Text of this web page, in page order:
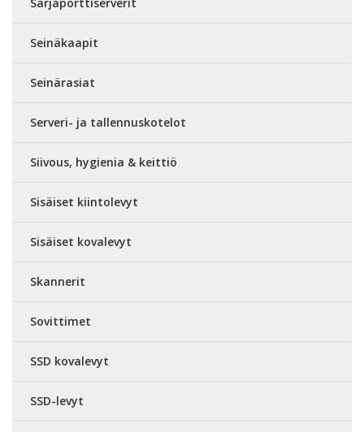
Seinäkaapit
Seinärasiat
Serveri- ja tallennuskotelot
Siivous, hygienia & keittiö
Sisäiset kiintolevyt
Sisäiset kovalevyt
Skannerit
Sovittimet
SSD kovalevyt
SSD-levyt